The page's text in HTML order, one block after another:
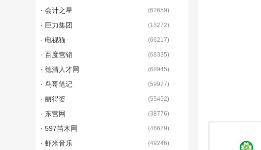
· 会计之星 (62659)
· 巨力集团 (13272)
· 电视猫 (66217)
· 百度营销 (68335)
· 德清人才网 (68945)
· 鸟哥笔记 (59927)
· 丽得姿 (55452)
· 东营网 (38776)
· 597苗木网 (46679)
· 虾米音乐 (49246)